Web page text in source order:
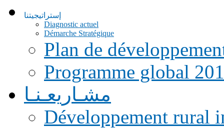
إستراتيجيتنا
Diagnostic actuel
Démarche Stratégique
Plan de
Programme global
مشـاريعـنـا
Développement rural